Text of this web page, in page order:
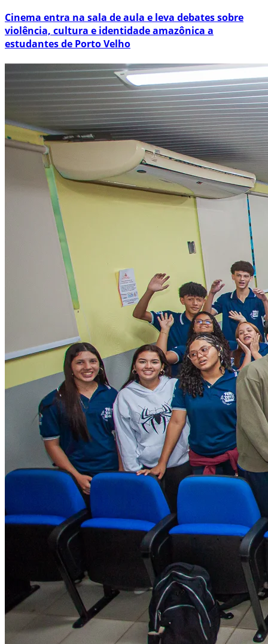
Cinema entra na sala de aula e leva debates sobre
violência, cultura e identidade amazônica a
estudantes de Porto Velho